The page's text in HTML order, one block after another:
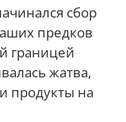
сбор
предков
границей
жатва,
продукты на